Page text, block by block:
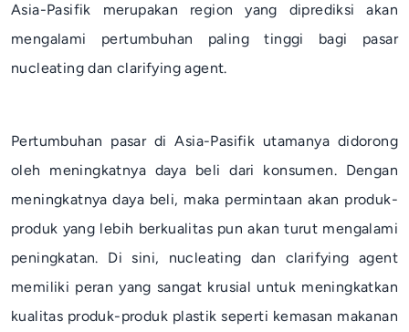
Asia-Pasifik merupakan region yang diprediksi akan
mengalami pertumbuhan paling tinggi bagi pasar
nucleatingdanclarifying agent.
Pertumbuhan pasar di Asia-Pasifik utamanya didorong
oleh meningkatnya daya beli dari konsumen. Dengan
meningkatnya daya beli, maka permintaan akan produk-
produk yang lebih berkualitas pun akan turut mengalami
peningkatan. Di sini, nucleatingdan clarifying agent
memiliki peran yang sangat krusial untuk meningkatkan
kualitas produk-produk plastik seperti kemasan makanan